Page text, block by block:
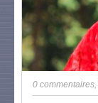
0 commentaires,